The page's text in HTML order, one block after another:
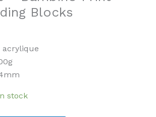
Blocks
acrylique
stock